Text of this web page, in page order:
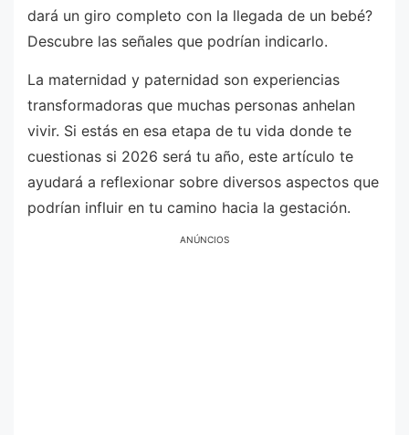
dará un giro completo con la llegada de un bebé?
Descubre las señales que podrían indicarlo.
La maternidad y paternidad son experiencias
transformadoras que muchas personas anhelan
vivir. Si estás en esa etapa de tu vida donde te
cuestionas si 2026 será tu año, este artículo te
ayudará a reflexionar sobre diversos aspectos que
podrían influir en tu camino hacia la gestación.
ANÚNCIOS